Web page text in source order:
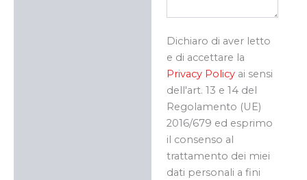
Dichiaro di aver letto
e di accettare la
Privacy Policyai sensi
dell'art. 13 e 14 del
Regolamento (UE)
2016/679 ed esprimo
il consenso al
trattamento dei miei
dati personali a fini